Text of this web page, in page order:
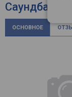
Саундбар
ОСНОВНОЕ